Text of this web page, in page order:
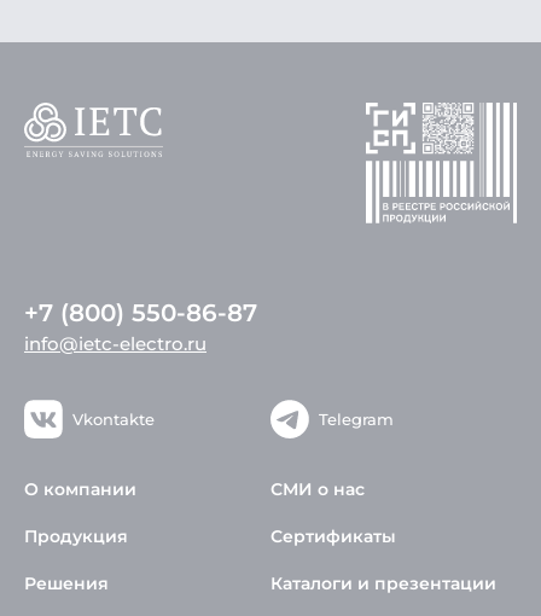
+7 (800) 550-86-87
info@ietc-electro.ru
Vkontakte Telegram
О компании
Продукция
Решения
СМИ о нас
Сертификаты
Каталоги и презентации